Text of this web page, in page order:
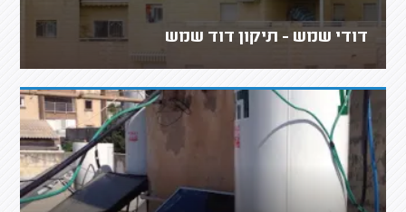
דודי שמש - תיקון דוד שמש